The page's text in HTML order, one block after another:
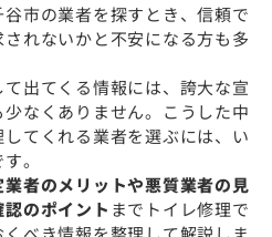
市の業者を探すとき、信頼で
れないかと不安になる方も多
出てくる情報には、誇大な宣
なくありません。こうした中
てくれる業者を選ぶには、い
。
者のメリットや悪質業者の見
のポイント までトイレ修理で